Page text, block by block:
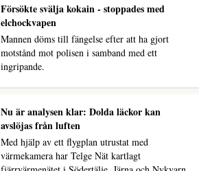
Försökte svälja kokain - stoppades med
elchockvapen
Mannen döms till fängelse efter att ha gjort
motstånd mot polisen i samband med ett
ingripande.
Nu är analysen klar: Dolda läckor kan
avslöjas från luften
Med hjälp av ett flygplan utrustat med
värmekamera har Telge Nät kartlagt